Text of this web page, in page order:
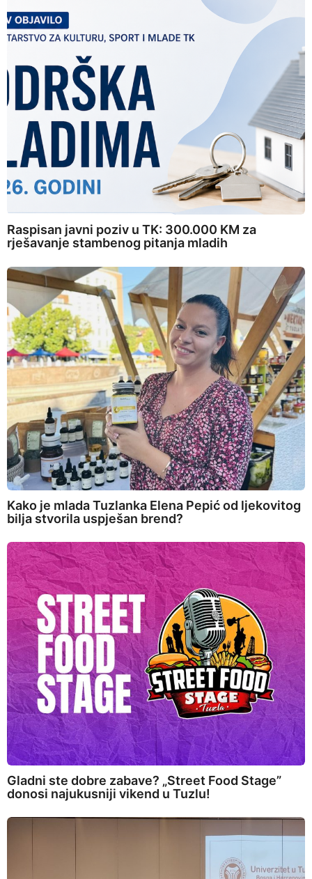
Raspisan javni poziv u TK: 300.000 KM za
rješavanje stambenog pitanja mladih
Kako je mlada Tuzlanka Elena Pepić od ljekovitog
bilja stvorila uspješan brend?
Gladni ste dobre zabave? „Street Food Stage”
donosi najukusniji vikend u Tuzlu!